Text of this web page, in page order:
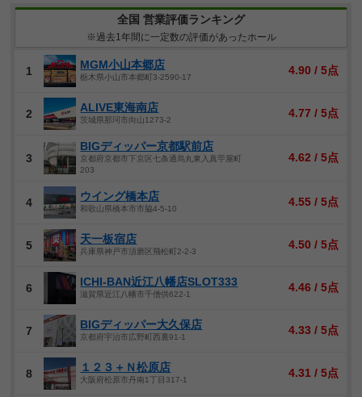
全国 営業評価ランキング
※過去1年間に一定数の評価があったホール
1 MGM小山本郷店
栃木県小山市本郷町3-2590-17
4.90 / 5点
2 ALIVE東海南店
茨城県那珂市向山1273-2
4.77 / 5点
3
BIGディッパー京都駅前店
京都府京都市下京区七条通烏丸東入真苧屋町
203
4.62 / 5点
4 ウイング橋本店
和歌山県橋本市市脇4-5-10
4.55 / 5点
5 天一板宿店
兵庫県神戸市須磨区飛松町2-2-3
4.50 / 5点
6 ICHI-BAN近江八幡店SLOT333
滋賀県近江八幡市千僧供622-1
4.46 / 5点
7 BIGディッパー大久保店
京都府宇治市広野町西裏91-1
4.33 / 5点
8 １２３＋Ｎ松原店
大阪府松原市丹南1丁目317-1
4.31 / 5点